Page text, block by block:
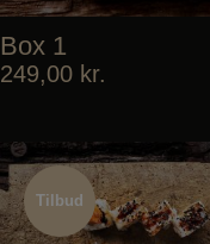
Box 1
249,00 kr.
Tilbud